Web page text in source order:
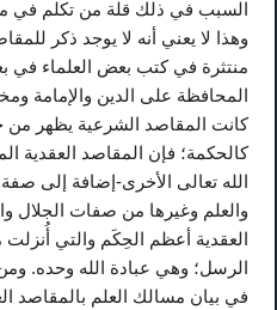
السبب في ذلك قلة من تكلم في
وهذا لا يعني أنه لا يوجد ذكر
منتثرة في كتب بعض العلماء في
المحافظة على الدين والإمامة
كانت المقاصد الشرعية يظهر من
كالحكمة؛ فإن المقاصد العقدية
الله تعالى الأخرى-إضافة إلى
والعلم وغيرها من صفات الجلال
العقدية أعظم الحِكَم والتي
الرسل؛ وهي عبادة الله وحده.
في بيان مسالك العلم بالمقاصد